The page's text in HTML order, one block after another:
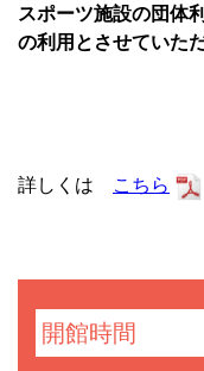
スポーツ施設の団体
の利用とさせていた
詳しくは こちら
開館時間